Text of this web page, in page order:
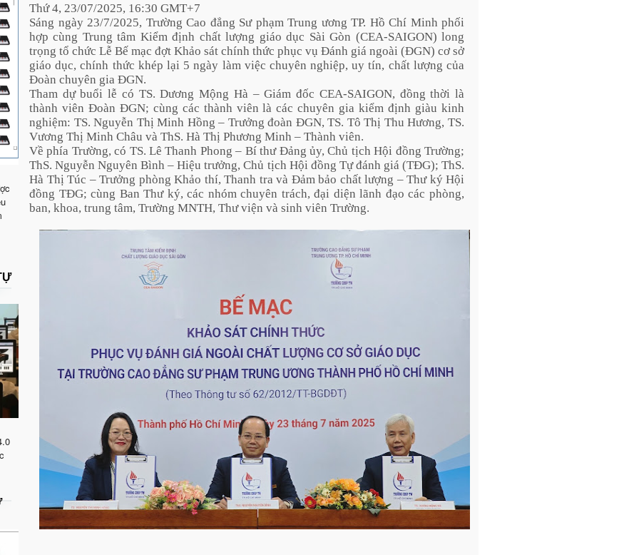
Thứ 4, 23/07/2025, 16:30 GMT+7
Sáng ngày 23/7/2025, Trường Cao đẳng Sư phạm Trung ương TP. Hồ Chí Minh phối
hợp cùng Trung tâm Kiểm định chất lượng giáo dục Sài Gòn (CEA-SAIGON) long
trọng tổ chức Lễ Bế mạc đợt Khảo sát chính thức phục vụ Đánh giá ngoài (ĐGN) cơ sở
giáo dục, chính thức khép lại 5 ngày làm việc chuyên nghiệp, uy tín, chất lượng của
Đoàn chuyên gia ĐGN.
Tham dự buổi lễ có TS. Dương Mộng Hà – Giám đốc CEA-SAIGON, đồng thời là
thành viên Đoàn ĐGN; cùng các thành viên là các chuyên gia kiểm định giàu kinh
nghiệm: TS. Nguyễn Thị Minh Hồng – Trưởng đoàn ĐGN, TS. Tô Thị Thu Hương, TS.
Vương Thị Minh Châu và ThS. Hà Thị Phương Minh – Thành viên.
Về phía Trường, có TS. Lê Thanh Phong – Bí thư Đảng ủy, Chủ tịch Hội đồng Trường;
ThS. Nguyễn Nguyên Bình – Hiệu trưởng, Chủ tịch Hội đồng Tự đánh giá (TĐG); ThS.
Hà Thị Túc – Trưởng phòng Khảo thí, Thanh tra và Đảm bảo chất lượng – Thư ký Hội
đồng TĐG; cùng Ban Thư ký, các nhóm chuyên trách, đại diện lãnh đạo các phòng,
ban, khoa, trung tâm, Trường MNTH, Thư viện và sinh viên Trường.